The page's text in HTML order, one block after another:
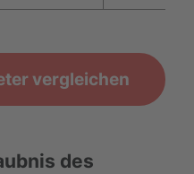
vergleichen
des